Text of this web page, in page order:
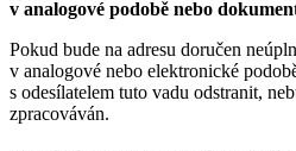
v analogové podobě nebo
Pokud bude na adresu doručen
v analogové nebo elektronické
s odesílatelem tuto vadu odstranit,
zpracováván.